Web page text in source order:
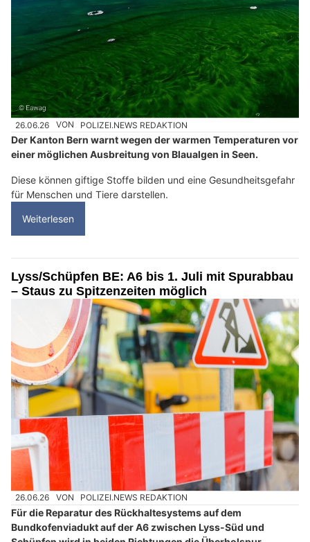
26.06.26 VON POLIZEI.NEWS REDAKTION
Der Kanton Bern warnt wegen der warmen Temperaturen vor
einer möglichen Ausbreitung von Blaualgen in Seen.
Diese können giftige Stoffe bilden und eine Gesundheitsgefahr
für Menschen und Tiere darstellen.
Weiterlesen
Lyss/Schüpfen BE: A6 bis 1. Juli mit Spurabbau
– Staus zu Spitzenzeiten möglich
26.06.26 VON POLIZEI.NEWS REDAKTION
Für die Reparatur des Rückhaltesystems auf dem
Bundkofenviadukt auf der A6 zwischen Lyss-Süd und